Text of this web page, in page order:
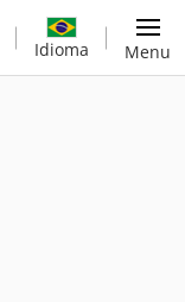
Idioma Menu